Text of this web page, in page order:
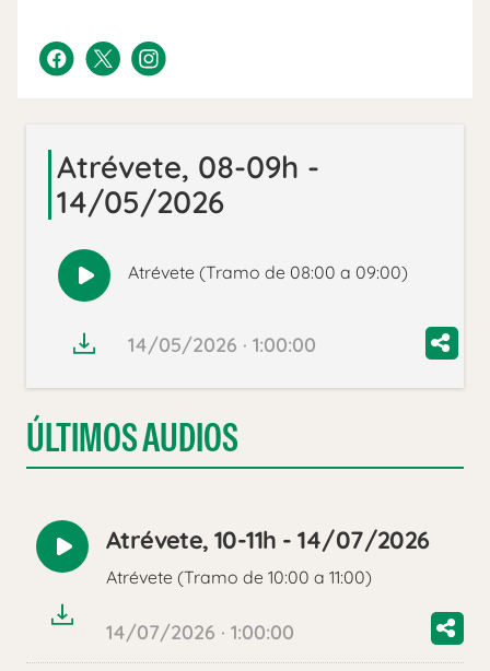
Atrévete, 08-09h -
14/05/2026
Reproducir
audio
Atrévete (Tramo de 08:00 a 09:00)
14/05/2026 · 1:00:00
ÚLTIMOS AUDIOS
Reproducir
audio
Atrévete, 10-11h - 14/07/2026
Atrévete (Tramo de 10:00 a 11:00)
14/07/2026 · 1:00:00